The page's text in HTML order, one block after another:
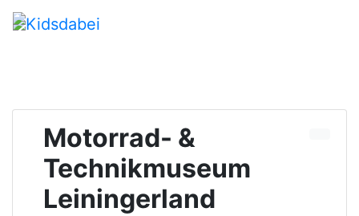
Motorrad- &
Technikmuseum
Leiningerland